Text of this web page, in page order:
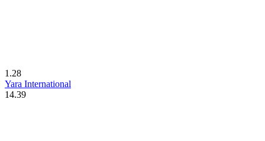
1.28
Yara International
14.39